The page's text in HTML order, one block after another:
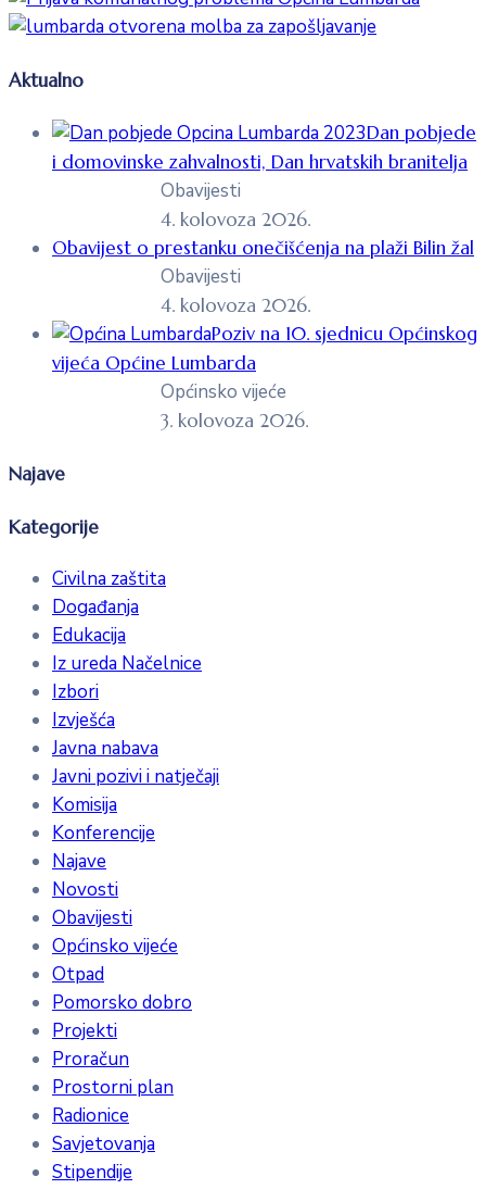
Aktualno
Dan pobjede
i domovinske zahvalnosti, Dan hrvatskih branitelja
Obavijesti
4. kolovoza 2026.
Obavijest o prestanku onečišćenja na plaži Bilin žal
Obavijesti
4. kolovoza 2026.
Poziv na 10. sjednicu Općinskog
vijeća Općine Lumbarda
Općinsko vijeće
3. kolovoza 2026.
Najave
Kategorije
Civilna zaštita
Događanja
Edukacija
Iz ureda Načelnice
Izbori
Izvješća
Javna nabava
Javni pozivi i natječaji
Komisija
Konferencije
Najave
Novosti
Obavijesti
Općinsko vijeće
Otpad
Pomorsko dobro
Projekti
Proračun
Prostorni plan
Radionice
Savjetovanja
Stipendije